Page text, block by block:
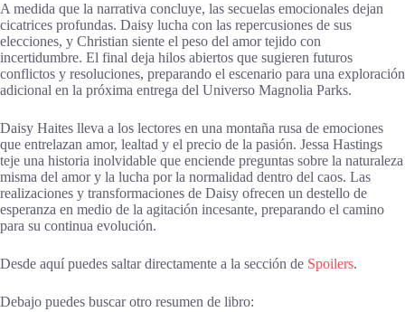
A medida que la narrativa concluye, las secuelas emocionales dejan
cicatrices profundas. Daisy lucha con las repercusiones de sus
elecciones, y Christian siente el peso del amor tejido con
incertidumbre. El final deja hilos abiertos que sugieren futuros
conflictos y resoluciones, preparando el escenario para una exploración
adicional en la próxima entrega del Universo Magnolia Parks.
Daisy Haites lleva a los lectores en una montaña rusa de emociones
que entrelazan amor, lealtad y el precio de la pasión. Jessa Hastings
teje una historia inolvidable que enciende preguntas sobre la naturaleza
misma del amor y la lucha por la normalidad dentro del caos. Las
realizaciones y transformaciones de Daisy ofrecen un destello de
esperanza en medio de la agitación incesante, preparando el camino
para su continua evolución.
Desde aquí puedes saltar directamente a la sección de Spoilers.
Debajo puedes buscar otro resumen de libro: